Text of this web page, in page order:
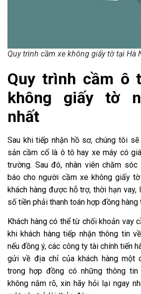
Quy trình cầm xe không giấy tờ tại Hà
Quy trình cầm ô
không giấy tờ
nhất
Sau khi tiếp nhận hồ sơ, chúng tôi
sản cầm cố là ô tô hay xe máy có
trường. Sau đó, nhân viên chăm sóc
báo cho người cầm xe không giấy
khách hàng được hỗ trợ, thời hạn vay,
số tiền phải thanh toán hợp đồng hàng
Khách hàng có thể từ chối khoản vay
khi khách hàng tiếp nhận thông tin
nếu đồng ý, các công ty tài chính tiến
gửi về địa chỉ của khách hàng một
trong hợp đồng có những thông tin
không nắm rõ, xin hãy hỏi lại ngay